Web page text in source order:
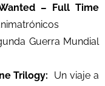
– Full Time
Guerra Mundial
Trilogy: Un viaje a